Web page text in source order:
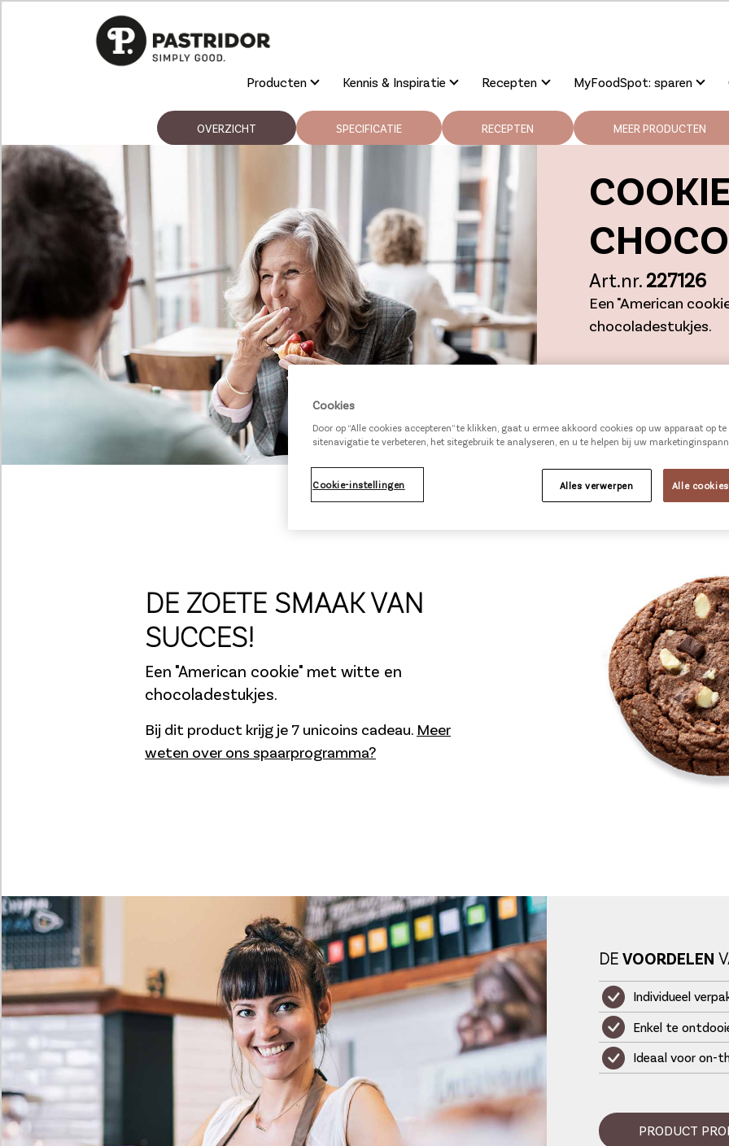
Producten Kennis & Inspiratie Recepten MyFoodSpot: sparen
OVERZICHT SPECIFICATIE RECEPTEN MEER PRODUCTEN
Art.nr. 227126
Een "American
chocoladestukjes.
DE ZOETE SMAAK VAN
SUCCES!
Een "American cookie" met witte en
chocoladestukjes.
Bij dit product krijg je 7 unicoins cadeau. Meer
weten over ons spaarprogramma?
DE VOORDELEN
Individueel
Enkel te
Ideaal voor on-
PRODUCT
Cookies
Door op “Alle cookies accepteren” te klikken, gaat u ermee akkoord cookies op uw apparaat op
sitenavigatie te verbeteren, het sitegebruik te analyseren, en u te helpen bij uw
Cookie-instellingen Alles verwerpen Alle